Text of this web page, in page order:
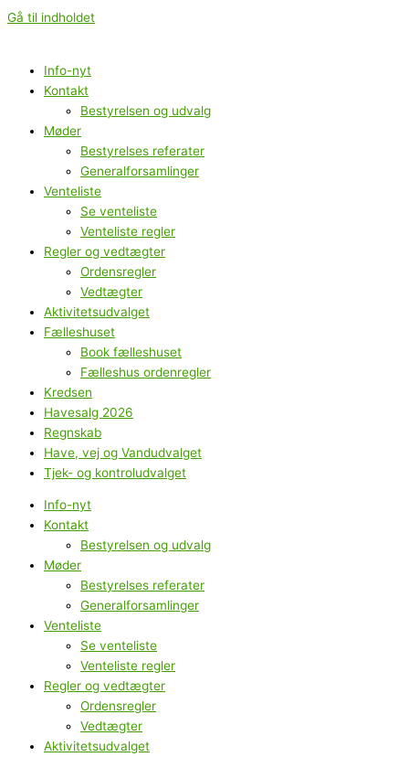
Gå til indholdet
Info-nyt
Kontakt
Bestyrelsen og udvalg
Møder
Bestyrelses referater
Generalforsamlinger
Venteliste
Se venteliste
Venteliste regler
Regler og vedtægter
Ordensregler
Vedtægter
Aktivitetsudvalget
Fælleshuset
Book fælleshuset
Fælleshus ordenregler
Kredsen
Havesalg 2026
Regnskab
Have, vej og Vandudvalget
Tjek- og kontroludvalget
Info-nyt
Kontakt
Bestyrelsen og udvalg
Møder
Bestyrelses referater
Generalforsamlinger
Venteliste
Se venteliste
Venteliste regler
Regler og vedtægter
Ordensregler
Vedtægter
Aktivitetsudvalget